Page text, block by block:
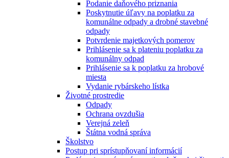
Podanie daňového priznania
Poskytnutie úľavy na poplatku za
komunálne odpady a drobné stavebné
odpady
Potvrdenie majetkových pomerov
Prihlásenie sa k plateniu poplatku za
komunálny odpad
Prihlásenie sa k poplatku za hrobové
miesta
Vydanie rybárskeho lístka
Životné prostredie
Odpady
Ochrana ovzdušia
Verejná zeleň
Štátna vodná správa
Školstvo
Postup pri sprístupňovaní informácií